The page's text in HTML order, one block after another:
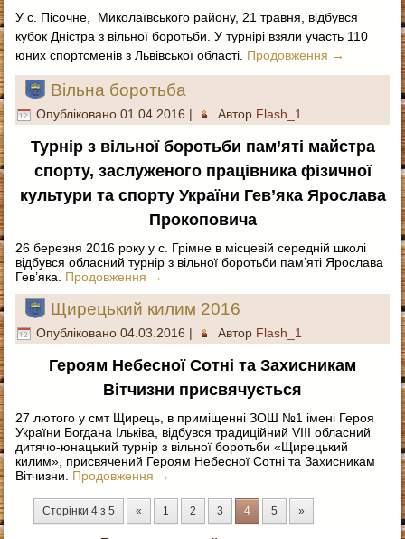
У с. Пісочне, Миколаївського району, 21 травня, відбувся
кубок Дністра з вільної боротьби. У турнірі взяли участь 110
юних спортсменів з Львівської області. Продовження →
Вільна боротьба
Опубліковано 01.04.2016 | Автор Flash_1
Турнір з вільної боротьби пам’яті майстра
спорту, заслуженого працівника фізичної
культури та спорту України Гев’яка Ярослава
Прокоповича
26 березня 2016 року у с. Грімне в місцевій середній школі
відбувся обласний турнір з вільної боротьби пам’яті Ярослава
Гев’яка. Продовження →
Щирецький килим 2016
Опубліковано 04.03.2016 | Автор Flash_1
Героям Небесної Сотні та Захисникам
Вітчизни присвячується
27 лютого у смт Щирець, в приміщенні ЗОШ №1 імені Героя
України Богдана Ільківа, відбувся традиційний VIII обласний
дитячо-юнацький турнір з вільної боротьби «Щирецький
килим», присвячений Героям Небесної Сотні та Захисникам
Вітчизни. Продовження →
Сторінки 4 з 5 « 1 2 3 4 5 »